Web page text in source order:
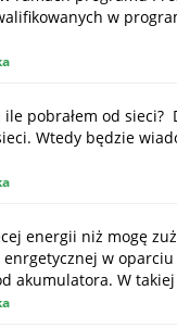
w
ile pobrałem od
Wtedy będzie
energii niż mogę
w
akumulatora. W